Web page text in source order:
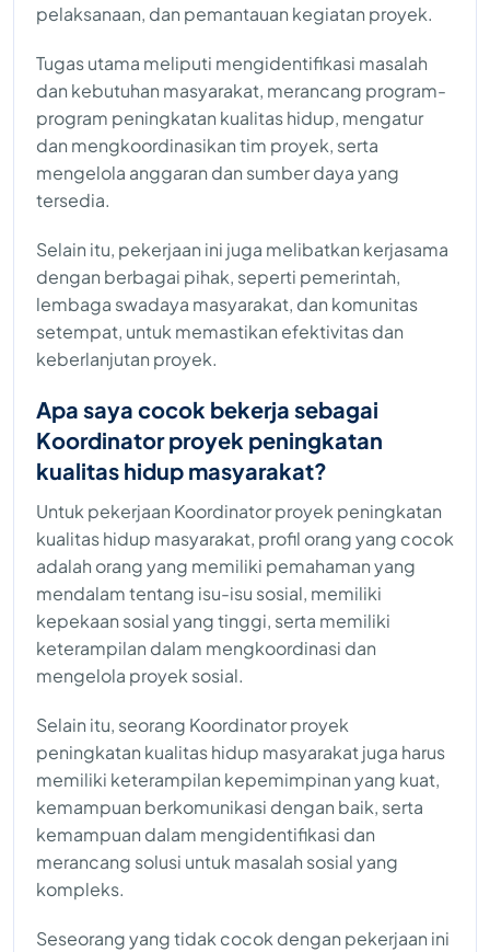
pelaksanaan, dan pemantauan kegiatan proyek.
Tugas utama meliputi mengidentifikasi masalah
dan kebutuhan masyarakat, merancang program-
program peningkatan kualitas hidup, mengatur
dan mengkoordinasikan tim proyek, serta
mengelola anggaran dan sumber daya yang
tersedia.
Selain itu, pekerjaan ini juga melibatkan kerjasama
dengan berbagai pihak, seperti pemerintah,
lembaga swadaya masyarakat, dan komunitas
setempat, untuk memastikan efektivitas dan
keberlanjutan proyek.
Apa saya cocok bekerja sebagai
Koordinator proyek peningkatan
kualitas hidup masyarakat?
Untuk pekerjaan Koordinator proyek peningkatan
kualitas hidup masyarakat, profil orang yang cocok
adalah orang yang memiliki pemahaman yang
mendalam tentang isu-isu sosial, memiliki
kepekaan sosial yang tinggi, serta memiliki
keterampilan dalam mengkoordinasi dan
mengelola proyek sosial.
Selain itu, seorang Koordinator proyek
peningkatan kualitas hidup masyarakat juga harus
memiliki keterampilan kepemimpinan yang kuat,
kemampuan berkomunikasi dengan baik, serta
kemampuan dalam mengidentifikasi dan
merancang solusi untuk masalah sosial yang
kompleks.
Seseorang yang tidak cocok dengan pekerjaan ini